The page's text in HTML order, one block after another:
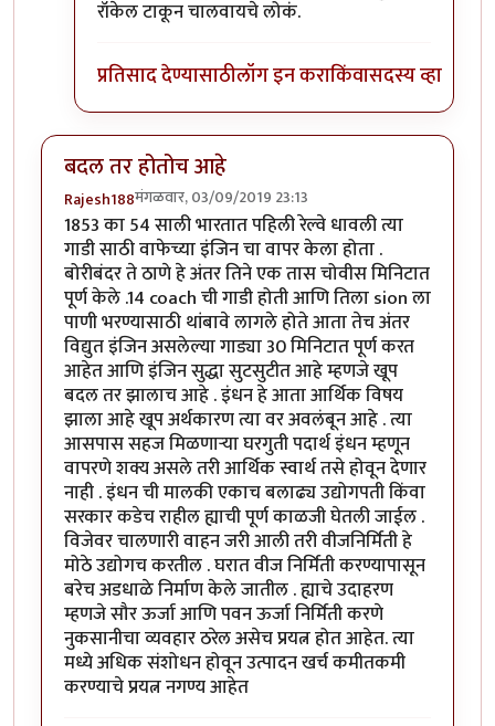
रॉकेल टाकून चालवायचे लोकं.
प्रतिसाद देण्यासाठीलॉग इन कराकिंवासदस्य व्हा
बदल तर होतोच आहे
Rajesh188मंगळवार, 03/09/2019 23:13
1853 का 54 साली भारतात पहिली रेल्वे धावली त्या
गाडी साठी वाफेच्या इंजिन चा वापर केला होता .
बोरीबंदर ते ठाणे हे अंतर तिने एक तास चोवीस मिनिटात
पूर्ण केले .14 coach ची गाडी होती आणि तिला sion ला
पाणी भरण्यासाठी थांबावे लागले होते आता तेच अंतर
विद्युत इंजिन असलेल्या गाड्या 30 मिनिटात पूर्ण करत
आहेत आणि इंजिन सुद्धा सुटसुटीत आहे म्हणजे खूप
बदल तर झालाच आहे . इंधन हे आता आर्थिक विषय
झाला आहे खूप अर्थकारण त्या वर अवलंबून आहे . त्या
आसपास सहज मिळणाऱ्या घरगुती पदार्थ इंधन म्हणून
वापरणे शक्य असले तरी आर्थिक स्वार्थ तसे होवून देणार
नाही . इंधन ची मालकी एकाच बलाढ्य उद्योगपती किंवा
सरकार कडेच राहील ह्याची पूर्ण काळजी घेतली जाईल .
विजेवर चालणारी वाहन जरी आली तरी वीजनिर्मिती हे
मोठे उद्योगच करतील . घरात वीज निर्मिती करण्यापासून
बरेच अडधाळे निर्माण केले जातील . ह्याचे उदाहरण
म्हणजे सौर ऊर्जा आणि पवन ऊर्जा निर्मिती करणे
नुकसानीचा व्यवहार ठरेल असेच प्रयत्न होत आहेत. त्या
मध्ये अधिक संशोधन होवून उत्पादन खर्च कमीतकमी
करण्याचे प्रयत्न नगण्य आहेत